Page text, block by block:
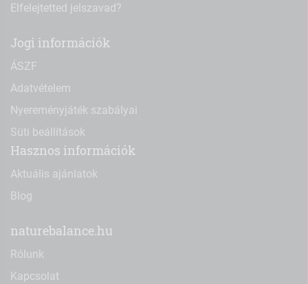
Elfelejtetted jelszavad?
Jogi információk
ÁSZF
Adatvételem
Nyereményjáték szabályai
Süti beállítások
Hasznos információk
Aktuális ajánlatok
Blog
naturebalance.hu
Rólunk
Kapcsolat